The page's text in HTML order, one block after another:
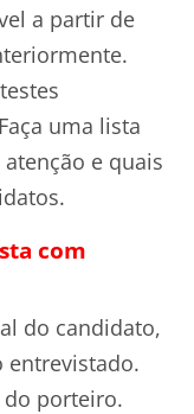
a partir de
uma lista
e quais
com
do candidato,
entrevistado.
porteiro.